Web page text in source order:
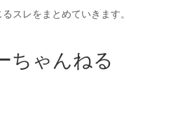
スレをまとめていきます。
ちゃんねる